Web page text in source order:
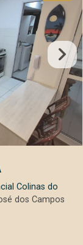
Colinas do
dos Campos